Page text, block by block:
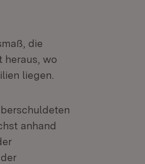
die
heraus, wo
liegen.
anhand